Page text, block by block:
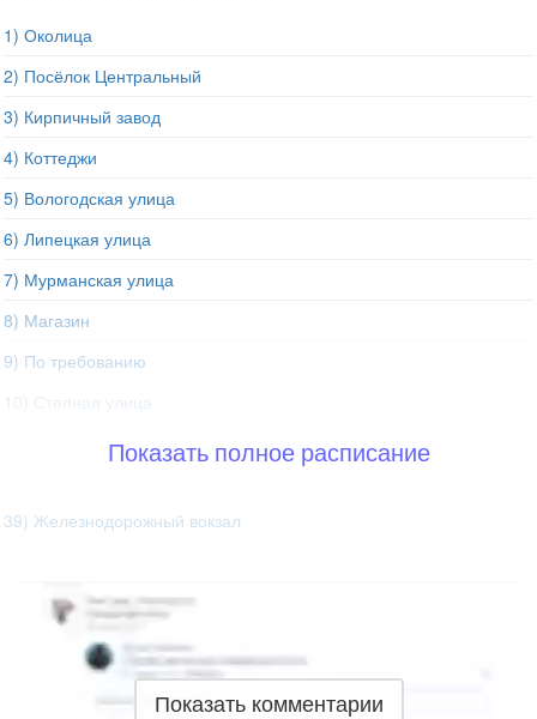
1) Околица
2) Посёлок Центральный
3) Кирпичный завод
4) Коттеджи
5) Вологодская улица
6) Липецкая улица
7) Мурманская улица
8) Магазин
9) По требованию
10) Степная улица
Показать полное расписание
39) Железнодорожный вокзал
Показать комментарии